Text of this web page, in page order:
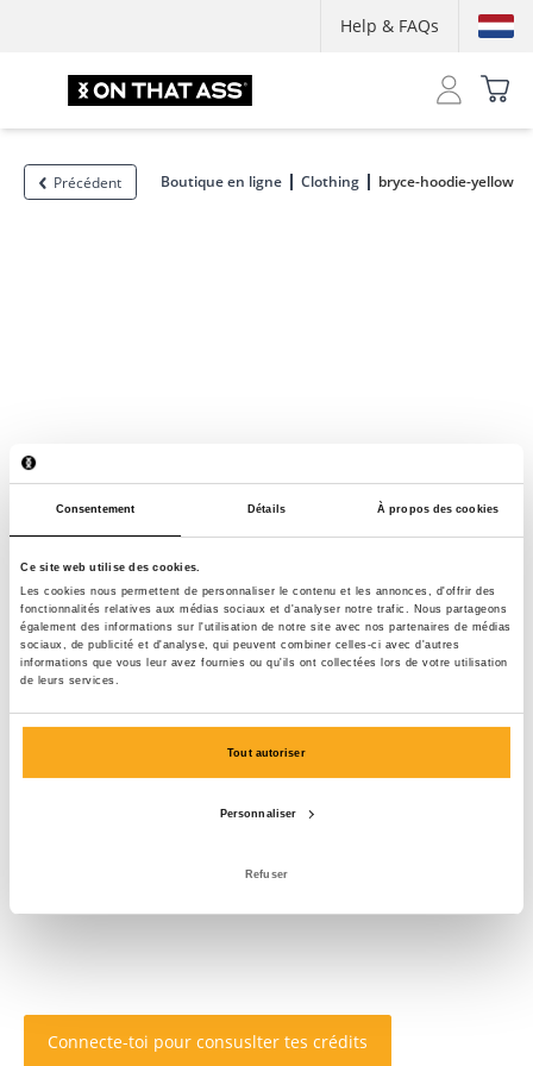
Consentement Détails À propos des cookies
Ce site web utilise des cookies.
Les cookies nous permettent de personnaliser le contenu et les annonces, d'offrir des
fonctionnalités relatives aux médias sociaux et d'analyser notre trafic. Nous partageons
également des informations sur l'utilisation de notre site avec nos partenaires de médias
sociaux, de publicité et d'analyse, qui peuvent combiner celles-ci avec d'autres
informations que vous leur avez fournies ou qu'ils ont collectées lors de votre utilisation
de leurs services.
Tout autoriser
Personnaliser
Refuser
Help & FAQs
Précédent Boutique en ligne Clothing bryce-hoodie-yellow
Connecte-toi pour consuslter tes crédits